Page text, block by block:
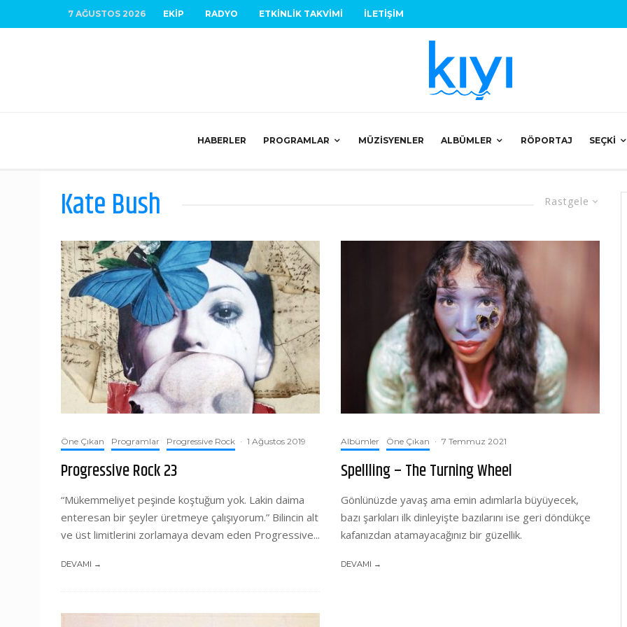
7 AĞUSTOS 2026 EKIP RADYO ETKINLIK TAKVIMI İLETIŞIM
HABERLER PROGRAMLAR MÜZISYENLER ALBÜMLER RÖPORTAJ SEÇKI
Rastgele
Kate Bush
Öne Çıkan Programlar Progressive Rock · 1 Ağustos 2019
Progressive Rock 23
“Mükemmeliyet peşinde koştuğum yok. Lakin daima
enteresan bir şeyler üretmeye çalışıyorum.” Bilincin alt
ve üst limitlerini zorlamaya devam eden Progressive...
DEVAMI →
Albümler Öne Çıkan · 7 Temmuz 2021
Spellling – The Turning Wheel
Gönlünüzde yavaş ama emin adımlarla büyüyecek,
bazı şarkıları ilk dinleyişte bazılarını ise geri döndükçe
kafanızdan atamayacağınız bir güzellik.
DEVAMI →